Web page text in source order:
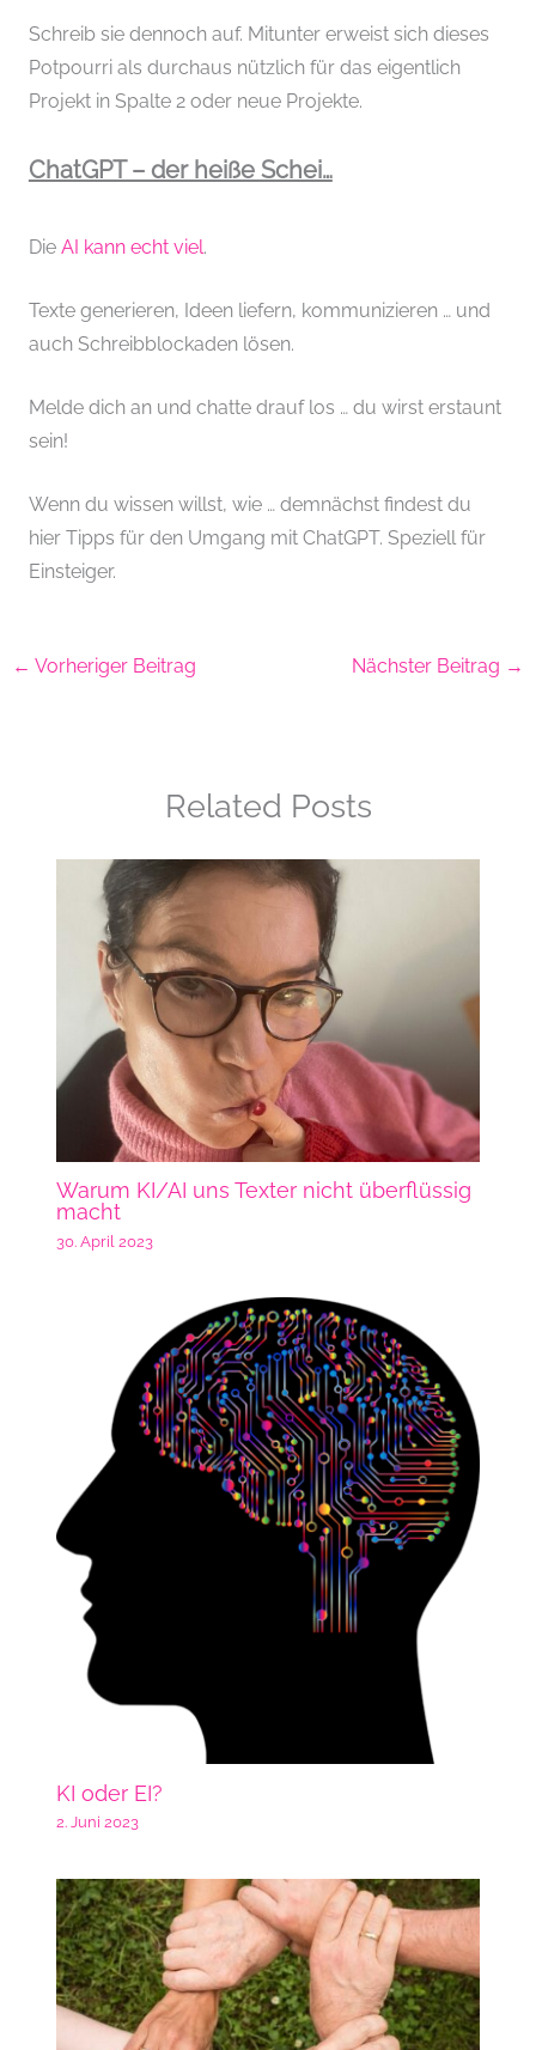
Schreib sie dennoch auf. Mitunter erweist sich dieses
Potpourri als durchaus nützlich für das eigentlich
Projekt in Spalte 2 oder neue Projekte.
ChatGPT – der heiße Schei…
DieAI kann echt viel.
Texte generieren, Ideen liefern, kommunizieren … und
auch Schreibblockaden lösen.
Melde dich an und chatte drauf los … du wirst erstaunt
sein!
Wenn du wissen willst, wie … demnächst findest du
hier Tipps für den Umgang mit ChatGPT. Speziell für
Einsteiger.
← Vorheriger Beitrag Nächster Beitrag →
Related Posts
Warum KI/AI uns Texter nicht überflüssig
macht
30. April 2023
KI oder EI?
2. Juni 2023